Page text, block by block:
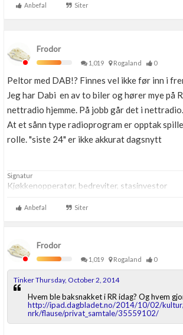
Anbefal Siter
Frodor
1,019
Rogaland 0
Peltor med DAB!? Finnes vel ikke før inn i
Jeg har Dabi en av to biler og hører mye på
nettradio hjemme. På jobb går det i nettradio.
At et sånn type radioprogram er opptak
rolle. "siste 24" er ikke akkurat dagsnytt
Signatur
Kjøkkenopperatør, bedreviter, stasinvestor
Anbefal Siter
Frodor
1,019
Rogaland 0
Tinker Thursday, October 2, 2014
Hvem ble baksnakket i RR idag? Og hvem
http://ipad.dagbladet.no/2014/10/02/
nrk/flause/privat_samtale/35559102/